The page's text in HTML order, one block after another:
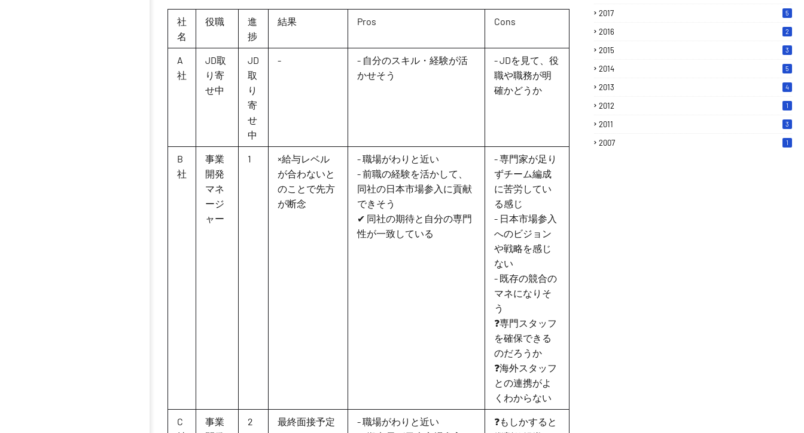
社
名
役職
進
捗
結果 Pros Cons
A
社
JD取
り寄
せ中
JD
取
り
寄
せ
中
-
- 自分のスキル・経験が活
かせそう
- JDを見て、役
職や職務が明
確かどうか
B
社
事業
開発
マネ
ージ
ャー
1
×給与レベル
が合わないと
のことで先方
が断念
- 職場がわりと近い
- 前職の経験を活かして、
同社の日本市場参入に貢献
できそう
✔ 同社の期待と自分の専門
性が一致している
- 専門家が足り
ずチーム編成
に苦労してい
る感じ
- 日本市場参入
へのビジョン
や戦略を感じ
ない
- 既存の競合の
マネになりそ
う
❓️専門スタッフ
を確保できる
のだろうか
❓️海外スタッフ
との連携がよ
くわからない
C
事業
2 最終面接予定
- 職場がわりと近い
❓もしかすると
2017 5
2016 2
2015 3
2014 5
2013 4
2012 1
2011 3
2007 1